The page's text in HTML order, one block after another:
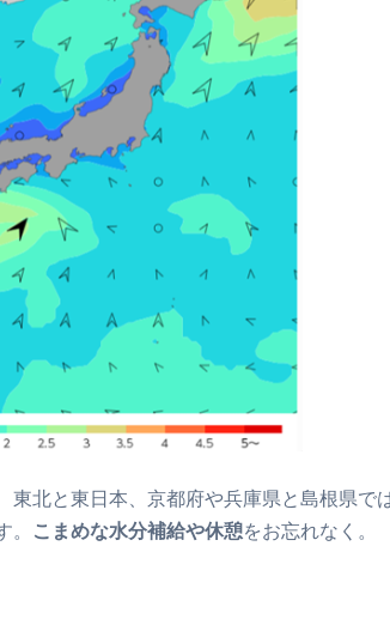
東北と東日本、京都府や兵庫県と島根県で
こまめな水分補給や休憩をお忘れなく。